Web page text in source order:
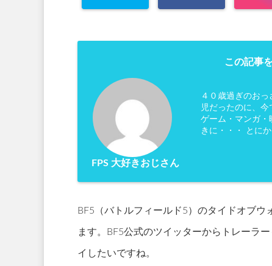
この記事
FPS 大好きおじさん
４０歳過ぎのお
児だったのに、今
ゲーム・マンガ・
きに・・・ とに
BF5（バトルフィールド5）のタイドオブ
ます。BF5公式のツイッターからトレーラ
イしたいですね。